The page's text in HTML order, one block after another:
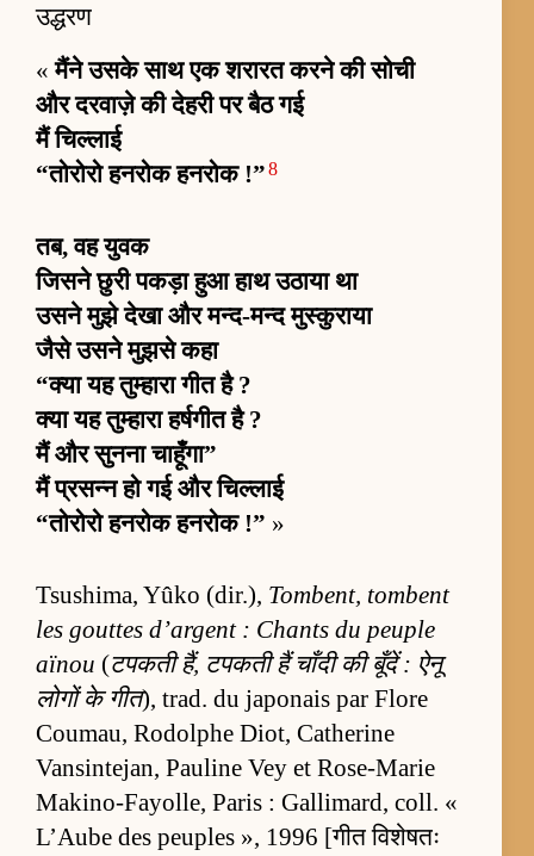
उद्धरण
«मैंने उसके साथ एक शरारत करने की सोची
और दरवाज़े की देहरी पर बैठ गई
मैं चिल्लाई
“तोरोरो हनरोक हनरोक !”8
तब, वह युवक
जिसने छुरी पकड़ा हुआ हाथ उठाया था
उसने मुझे देखा और मन्द-मन्द मुस्कुराया
जैसे उसने मुझसे कहा
“क्या यह तुम्हारा गीत है ?
क्या यह तुम्हारा हर्षगीत है ?
मैं और सुनना चाहूँगा”
मैं प्रसन्न हो गई और चिल्लाई
“तोरोरो हनरोक हनरोक !” »
Tsushima, Yûko (dir.), Tombent, tombent
les gouttes d’argent : Chants du peuple
aïnou (टपकती हैं, टपकती हैं चाँदी की बूँदें : ऐनू
लोगों के गीत), trad. du japonais par Flore
Coumau, Rodolphe Diot, Catherine
Vansintejan, Pauline Vey et Rose-Marie
Makino-Fayolle, Paris : Gallimard, coll. «
L’Aube des peuples », 1996 [गीत विशेषतः